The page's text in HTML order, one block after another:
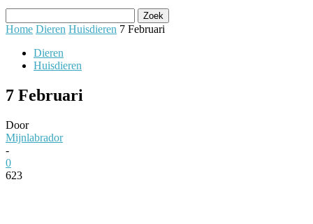
Home Dieren Huisdieren 7 Februari
Dieren
Huisdieren
7 Februari
Door
Mijnlabrador
-
0
623